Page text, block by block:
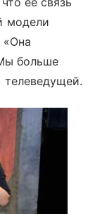
модели
«Она
больше